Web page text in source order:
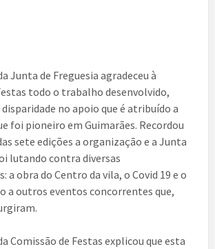
Junta de Freguesia agradeceu à
todo o trabalho desenvolvido,
no apoio que é atribuído a
foi pioneiro em Guimarães. Recordou
sete edições a organização e a Junta
lutando contra diversas
a obra do Centro da vila, o Covid 19 e o
a outros eventos concorrentes que,
Comissão de Festas explicou que esta